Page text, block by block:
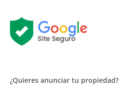
¿Quieres anunciar tu propiedad?